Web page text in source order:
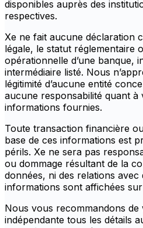
disponibles auprès des
respectives.
Xe ne fait aucune déclaration
légale, le statut réglementaire
opérationnelle d’une banque,
intermédiaire listé. Nous
légitimité d’aucune entité
aucune responsabilité quant à
informations fournies.
Toute transaction financière
base de ces informations est
périls. Xe ne sera pas
ou dommage résultant de la
données, ni des relations avec
informations sont affichées
Nous vous recommandons de
indépendante tous les détails